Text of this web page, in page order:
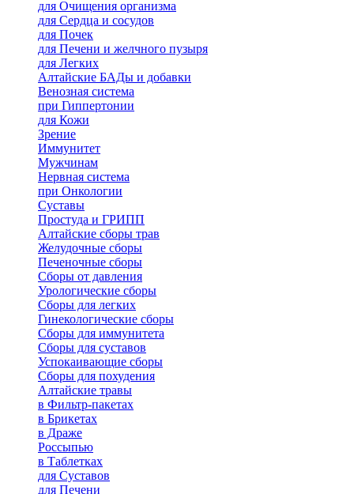
для Очищения организма
для Сердца и сосудов
для Почек
для Печени и желчного пузыря
для Легких
Алтайские БАДы и добавки
Венозная система
при Гиппертонии
для Кожи
Зрение
Иммунитет
Мужчинам
Нервная система
при Онкологии
Суставы
Простуда и ГРИПП
Алтайские сборы трав
Желудочные сборы
Печеночные сборы
Сборы от давления
Урологические сборы
Сборы для легких
Гинекологические сборы
Сборы для иммунитета
Сборы для суставов
Успокаивающие сборы
Сборы для похудения
Алтайские травы
в Фильтр-пакетах
в Брикетах
в Драже
Россыпью
в Таблетках
для Cуставов
для Печени